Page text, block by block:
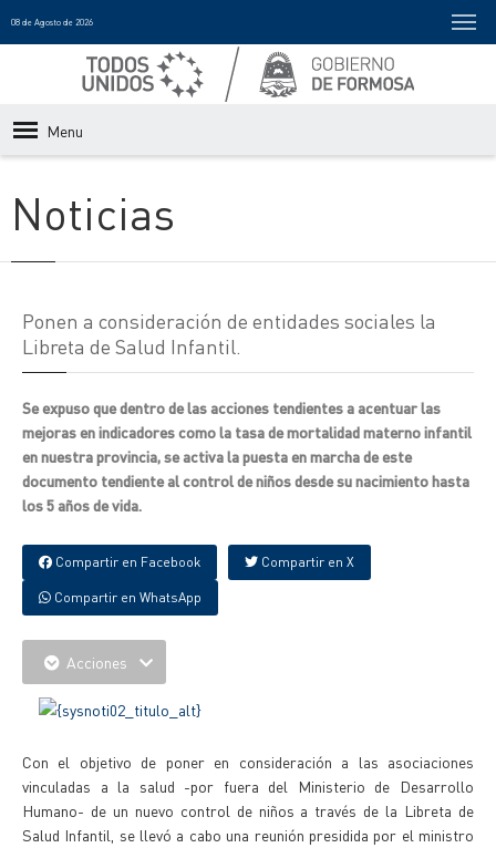
08 de Agosto de 2026
Menu
Noticias
Ponen a consideración de entidades sociales la
Libreta de Salud Infantil.
Se expuso que dentro de las acciones tendientes a acentuar las
mejoras en indicadores como la tasa de mortalidad materno infantil
en nuestra provincia, se activa la puesta en marcha de este
documento tendiente al control de niños desde su nacimiento hasta
los 5 años de vida.
Compartir en Facebook Compartir en X
Compartir en WhatsApp
Acciones
Con el objetivo de poner en consideración a las asociaciones
vinculadas a la salud -por fuera del Ministerio de Desarrollo
Humano- de un nuevo control de niños a través de la Libreta de
Salud Infantil, se llevó a cabo una reunión presidida por el ministro